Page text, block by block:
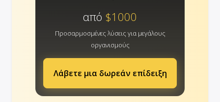
από $1000
Προσαρμοσμένες λύσεις για μεγάλους
οργανισμούς
Λάβετε μια δωρεάν επίδειξη